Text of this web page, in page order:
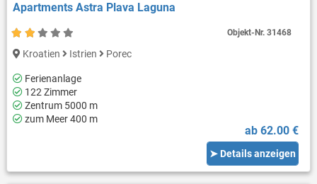
Apartments Astra Plava Laguna
Kroatien Istrien Porec
Ferienanlage
122 Zimmer
Zentrum 5000 m
zum Meer 400 m
ab 62.00 €
➤ Details anzeigen
Objekt-Nr.31468